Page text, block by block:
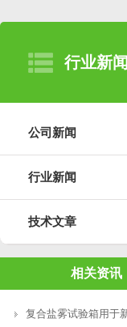
行业新闻
公司新闻
行业新闻
技术文章
相关资讯
复合盐雾试验箱用于